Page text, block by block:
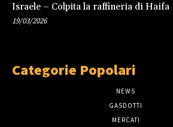
Israele – Colpita la raffineria di Haifa
19/03/2026
Categorie Popolari
NEWS
GASDOTTI
MERCATI